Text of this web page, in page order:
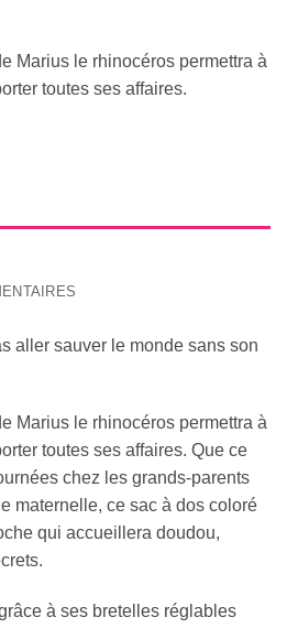
Marius le rhinocéros permettra à
toutes ses affaires.
aller sauver le monde sans son
Marius le rhinocéros permettra à
toutes ses affaires. Que ce
chez les grands-parents
maternelle, ce sac à dos coloré
qui accueillera doudou,
à ses bretelles réglables